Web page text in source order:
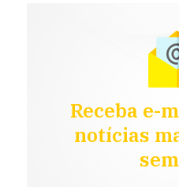
Receba e-
notícias